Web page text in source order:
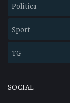
Politica
Sport
TG
SOCIAL